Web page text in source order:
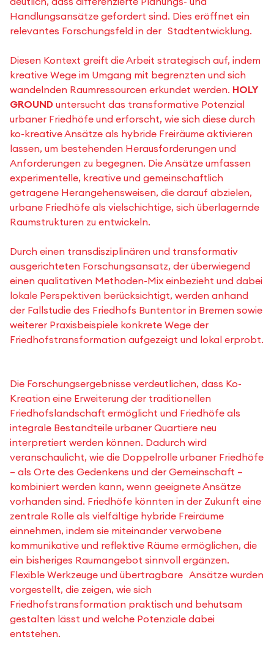
Handlungsansätze gefordert sind. Dies eröffnet ein
relevantes Forschungsfeld in der Stadtentwicklung.
Diesen Kontext greift die Arbeit strategisch auf, indem
kreative Wege im Umgang mit begrenzten und sich
wandelnden Raumressourcen erkundet werden. HOLY
GROUND untersucht das transformative Potenzial
urbaner Friedhöfe und erforscht, wie sich diese durch
ko-kreative Ansätze als hybride Freiräume aktivieren
lassen, um bestehenden Herausforderungen und
Anforderungen zu begegnen. Die Ansätze umfassen
experimentelle, kreative und gemeinschaftlich
getragene Herangehensweisen, die darauf abzielen,
urbane Friedhöfe als vielschichtige, sich überlagernde
Raumstrukturen zu entwickeln.
Durch einen transdisziplinären und transformativ
ausgerichteten Forschungsansatz, der überwiegend
einen qualitativen Methoden-Mix einbezieht und dabei
lokale Perspektiven berücksichtigt, werden anhand
der Fallstudie des Friedhofs Buntentor in Bremen sowie
weiterer Praxisbeispiele konkrete Wege der
Friedhofstransformation aufgezeigt und lokal erprobt.
Die Forschungsergebnisse verdeutlichen, dass Ko-
Kreation eine Erweiterung der traditionellen
Friedhofslandschaft ermöglicht und Friedhöfe als
integrale Bestandteile urbaner Quartiere neu
interpretiert werden können. Dadurch wird
veranschaulicht, wie die Doppelrolle urbaner Friedhöfe
– als Orte des Gedenkens und der Gemeinschaft –
kombiniert werden kann, wenn geeignete Ansätze
vorhanden sind. Friedhöfe könnten in der Zukunft eine
zentrale Rolle als vielfältige hybride Freiräume
einnehmen, indem sie miteinander verwobene
kommunikative und reflektive Räume ermöglichen, die
ein bisheriges Raumangebot sinnvoll ergänzen.
Flexible Werkzeuge und übertragbare Ansätze wurden
vorgestellt, die zeigen, wie sich
Friedhofstransformation praktisch und behutsam
gestalten lässt und welche Potenziale dabei
entstehen.